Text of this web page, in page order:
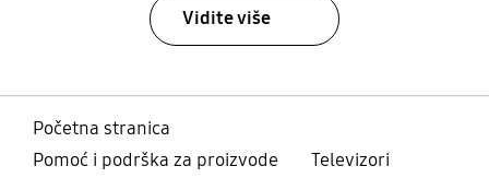
Vidite više
Početna stranica
Pomoć i podrška za proizvode
Televizori